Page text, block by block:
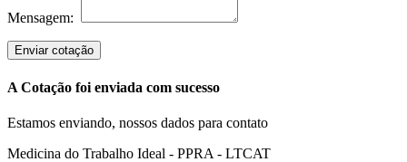
Mensagem:
Enviar cotação
A Cotação foi enviada com sucesso
Estamos enviando, nossos dados para contato
Medicina do Trabalho Ideal - PPRA - LTCAT